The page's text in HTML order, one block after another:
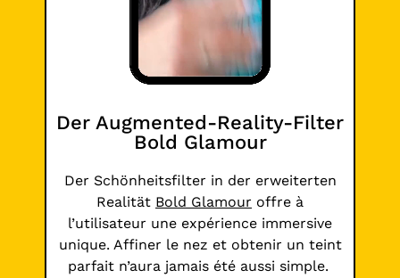
Der Augmented-Reality-Filter
Bold Glamour
Der Schönheitsfilter in der erweiterten
Realität Bold Glamour offre à
l’utilisateur une expérience immersive
unique. Affiner le nez et obtenir un teint
parfait n’aura jamais été aussi simple.